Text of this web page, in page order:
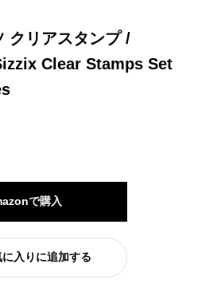
クリアスタンプ /
Clear Stamps Set
で購入
に入りに追加する